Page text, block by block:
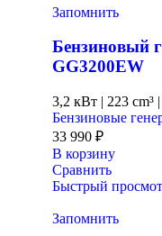
Запомнить
Бензиновый
GG3200EW
3,2 кВт | 223 cm³ |
Бензиновые
33 990 ₽
В корзину
Сравнить
Быстрый
Запомнить